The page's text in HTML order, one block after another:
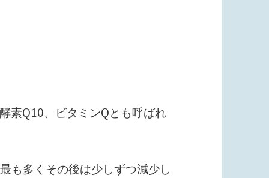
素Q10、ビタミンQとも呼ばれ
も多くその後は少しずつ減少し